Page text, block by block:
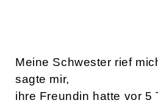
Meine Schwester rief
sagte mir,
ihre Freundin hatte vor 5